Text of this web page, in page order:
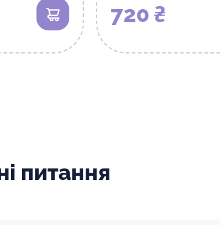
В кошик 720 ₴
питання